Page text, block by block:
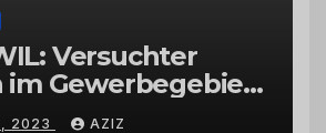
Versuchter
im Gewerbegebiet
2023 AZIZ